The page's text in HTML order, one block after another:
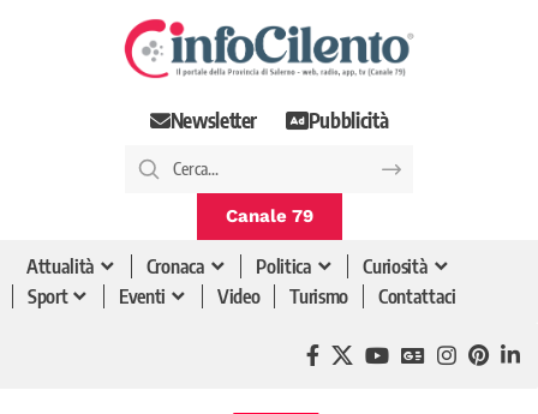
Newsletter Pubblicità
Canale 79
Attualità Cronaca Politica
Curiosità
Sport
Eventi Video Turismo Contattaci